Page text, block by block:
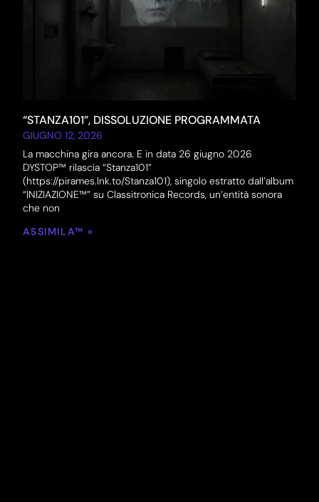
“STANZA101”, DISSOLUZIONE PROGRAMMATA
GIUGNO 12, 2026
La macchina gira ancora. E in data 26 giugno 2026
DYSTOP™ rilascia “Stanza101”
(https://pirames.lnk.to/Stanza101), singolo estratto dall’album
“INIZIAZIONE™” su Classitronica Records, un’entità sonora
che non
ASSIMILA™ »